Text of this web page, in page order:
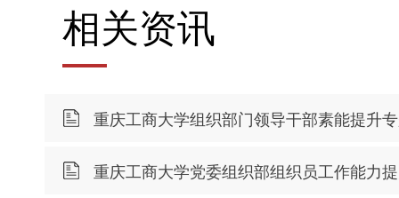
相关资讯
重庆工商大学组织部门领导干部素能提升
重庆工商大学党委组织部组织员工作能力